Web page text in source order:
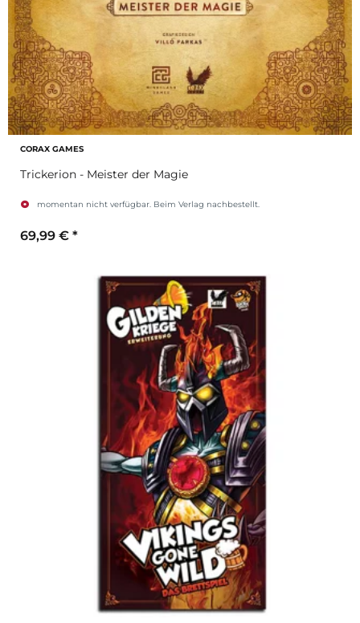
CORAX GAMES
Trickerion - Meister der Magie
momentan nicht verfügbar. Beim Verlag nachbestellt.
69,99 € *